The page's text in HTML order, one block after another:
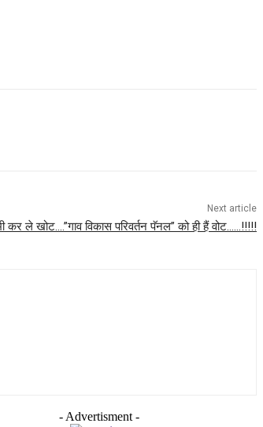
Next article
कर ले खोट….”गाव विकास परिवर्तन पॅनल” को ही हैं वोट……!!!!!
- Advertisment -